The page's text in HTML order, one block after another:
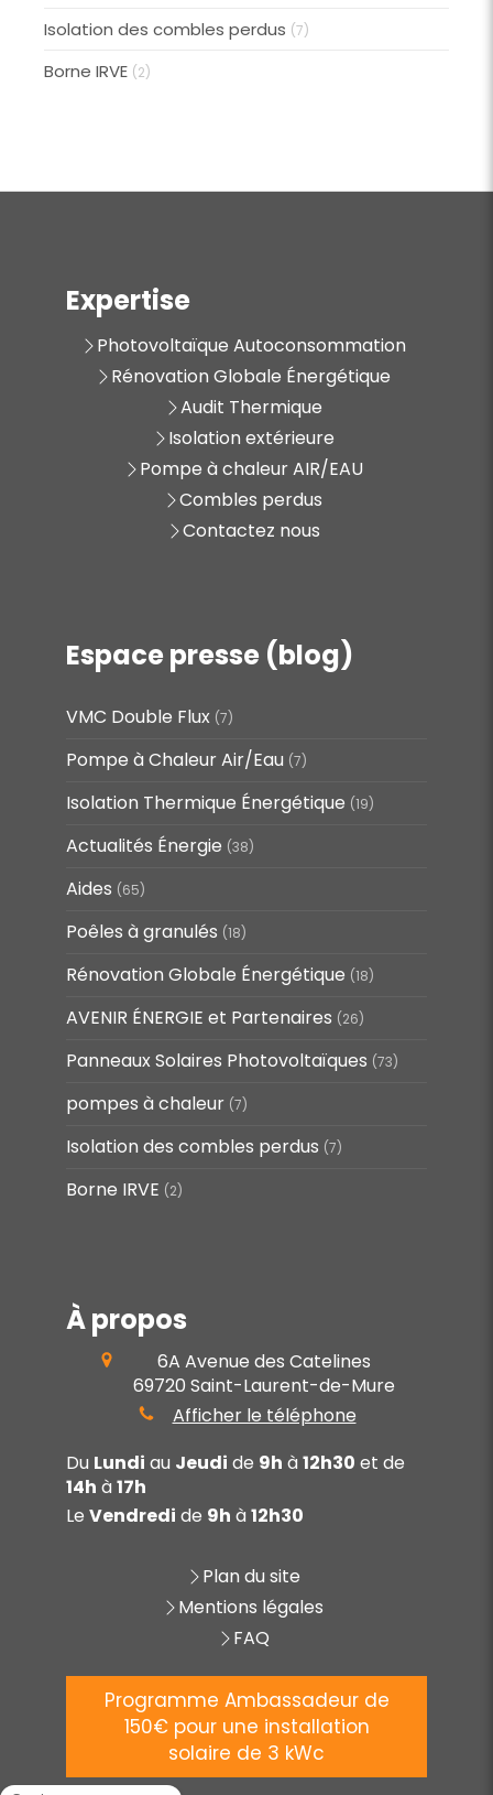
Isolation des combles perdus (7)
Borne IRVE (2)
Expertise
Photovoltaïque Autoconsommation
Rénovation Globale Énergétique
Audit Thermique
Isolation extérieure
Pompe à chaleur AIR/EAU
Combles perdus
Contactez nous
Espace presse (blog)
VMC Double Flux (7)
Pompe à Chaleur Air/Eau (7)
Isolation Thermique Énergétique (19)
Actualités Énergie (38)
Aides (65)
Poêles à granulés (18)
Rénovation Globale Énergétique (18)
AVENIR ÉNERGIE et Partenaires (26)
Panneaux Solaires Photovoltaïques (73)
pompes à chaleur (7)
Isolation des combles perdus (7)
Borne IRVE (2)
À propos
6A Avenue des Catelines
69720 Saint-Laurent-de-Mure
Afficher le téléphone
Du Lundi au Jeudi de 9h à12h30 et de
14h à17h
Le Vendredi de 9h à12h30
Plan du site
Mentions légales
FAQ
Programme Ambassadeur de
150€ pour une installation
solaire de 3 kWc